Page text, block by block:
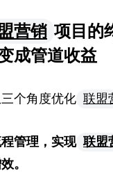
营销 项目的
成管道收益
个角度优化 联盟
管理，实现 联盟
。